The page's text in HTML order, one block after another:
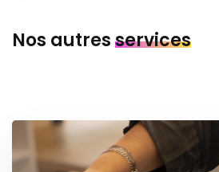
Nos autresservices